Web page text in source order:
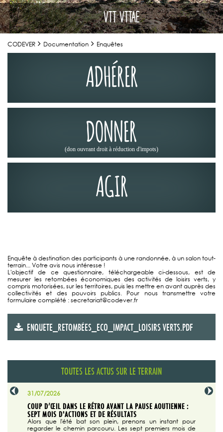
VTT VTTAE
CODEVER Documentation Enquêtes
ADHÉRER
DONNER
(don ouvrant droit à réduction d'impots)
AGIR
Enquête à destination des participants à une randonnée, à un salon tout-
terrain... Votre avis nous intéresse !
L'objectif de ce questionnaire, téléchargeable ci-dessous, est de
mesurer les retombées économiques des activités de loisirs verts, y
compris motorisées, sur les territoires, puis les mettre en avant auprès des
collectivités et des pouvoirs publics. Pour nous transmettre votre
formulaire complété : secretariat@codever.fr
ENQUETE_RETOMBÉES_ECO_IMPACT_LOISIRS VERTS.PDF
TOUTES LES ACTUS SUR LE TERRAIN
31/07/2026
COUP D’ŒIL DANS LE RÉTRO AVANT LA PAUSE AOUTIENNE :
SEPT MOIS D'ACTIONS ET DE RÉSULTATS
Alors que l'été bat son plein, prenons un instant pour
regarder le chemin parcouru. Les sept premiers mois de
29/07/